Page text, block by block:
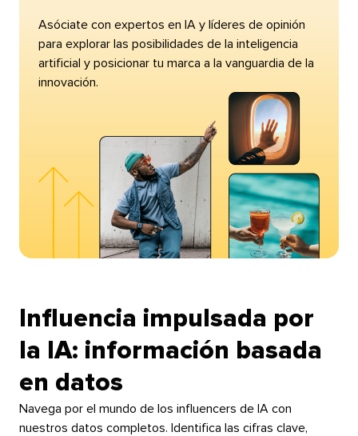
Asóciate con expertos en IA y líderes de opinión
para explorar las posibilidades de la inteligencia
artificial y posicionar tu marca a la vanguardia de la
innovación.​​
Influencia impulsada por
la IA: información basada
en datos​​
Navega por el mundo de los influencers de IA con
nuestros datos completos. Identifica las cifras clave,